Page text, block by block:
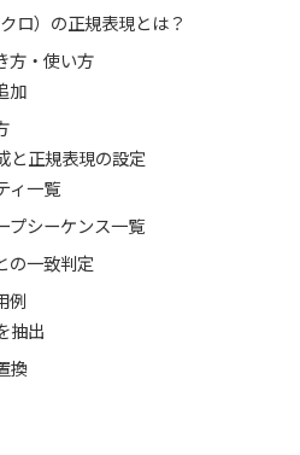
ロ）の正規表現とは？
方・使い方
加
と正規表現の設定
ィ一覧
プシーケンス一覧
の一致判定
例
抽出
換